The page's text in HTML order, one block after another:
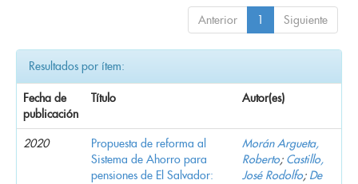
Anterior 1 Siguiente
Resultados por ítem:
Fecha de
publicación
Título Autor(es)
2020
Propuesta de reforma al
Sistema de Ahorro para
pensiones de El Salvador:
Morán Argueta,
Roberto; Castillo,
José Rodolfo; De